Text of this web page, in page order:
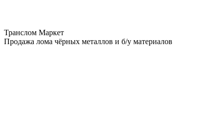
Транслом Маркет
Продажа лома чёрных металлов и б/у материалов